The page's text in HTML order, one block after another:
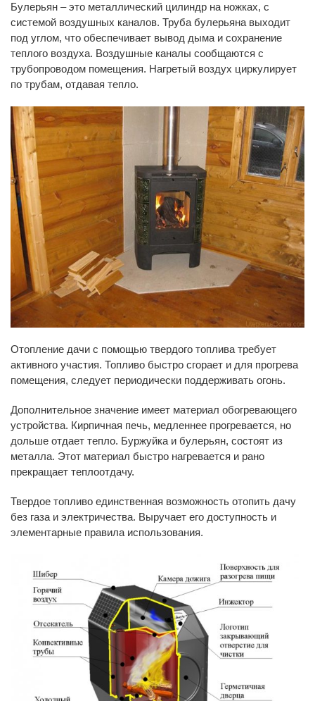
Булерьян – это металлический цилиндр на ножках, с
системой воздушных каналов. Труба булерьяна выходит
под углом, что обеспечивает вывод дыма и сохранение
теплого воздуха. Воздушные каналы сообщаются с
трубопроводом помещения. Нагретый воздух циркулирует
по трубам, отдавая тепло.
Отопление дачи с помощью твердого топлива требует
активного участия. Топливо быстро сгорает и для прогрева
помещения, следует периодически поддерживать огонь.
Дополнительное значение имеет материал обогревающего
устройства. Кирпичная печь, медленнее прогревается, но
дольше отдает тепло. Буржуйка и булерьян, состоят из
металла. Этот материал быстро нагревается и рано
прекращает теплоотдачу.
Твердое топливо единственная возможность отопить дачу
без газа и электричества. Выручает его доступность и
элементарные правила использования.